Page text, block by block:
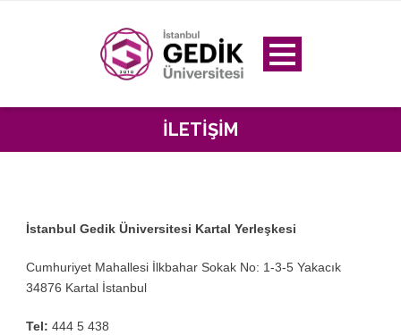
İLETIŞIM
İstanbul Gedik Üniversitesi Kartal Yerleşkesi
Cumhuriyet Mahallesi İlkbahar Sokak No: 1-3-5 Yakacık
34876 Kartal İstanbul
Tel: 444 5 438